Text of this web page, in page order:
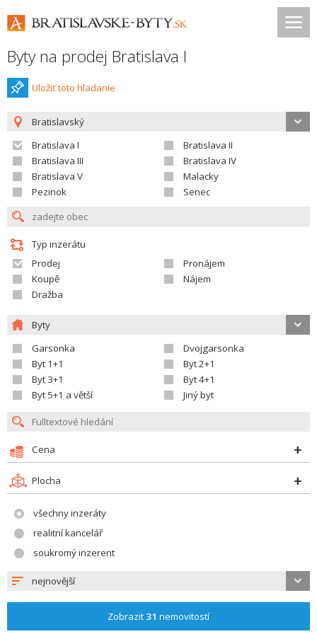
Byty na prodej Bratislava I
Uložiť toto hladanie
Bratislavský
Bratislava I
Bratislava II
Bratislava III
Bratislava IV
Bratislava V
Malacky
Pezinok
Senec
Typ inzerátu
Prodej
Pronájem
Koupě
Nájem
Dražba
Byty
Garsonka
Dvojgarsonka
Byt 1+1
Byt 2+1
Byt 3+1
Byt 4+1
Byt 5+1 a větší
Jiný byt
Cena
Plocha
všechny inzeráty
realitní kancelář
soukromý inzerent
nejnovější
Zobrazit 31 nemovitostí